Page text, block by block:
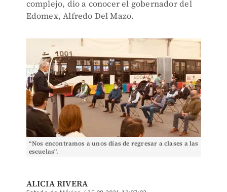
complejo, dio a conocer el gobernador del
Edomex, Alfredo Del Mazo.
“Nos encontramos a unos días de regresar a clases a las
escuelas".
ALICIA RIVERA